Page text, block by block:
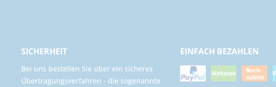
SICHERHEIT
Bei uns bestellen Sie über ein sicheres
Übertragungsverfahren - die sogenannte
EINFACH BEZAHLEN